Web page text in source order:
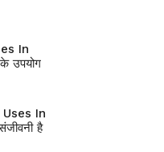
In
उपयोग
In
है